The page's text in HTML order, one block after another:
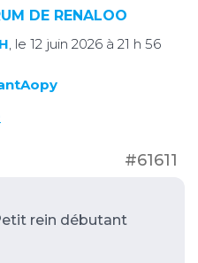
DE RENALOO
, le 12 juin 2026 à 21 h 56
#61611
rein débutant